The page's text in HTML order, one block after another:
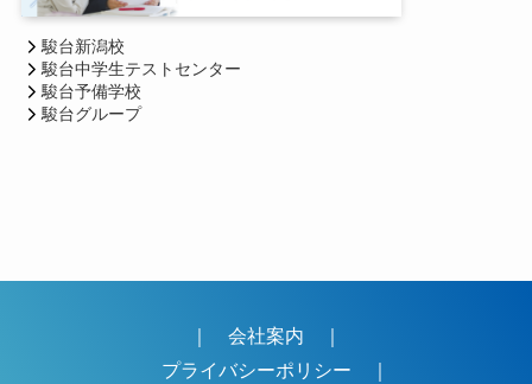
駿台新潟校
駿台中学生テストセンター
駿台予備学校
駿台グループ
｜ 会社案内
｜
プライバシーポリシー
｜